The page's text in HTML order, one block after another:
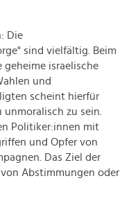
Die
sind vielfältig. Beim
geheime israelische
und
scheint hierfür
zu sein.
Politiker:innen mit
und Opfer von
Das Ziel der
Abstimmungen oder